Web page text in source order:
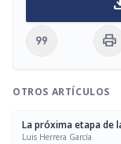
format_quote print
OTROS ARTÍCULOS
La próxima etapa de
Luis Herrera García